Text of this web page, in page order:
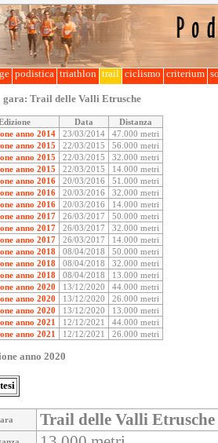
podistica triathlon trail ciclismo criterium
gara: Trail delle Valli Etrusche
Data
Distanza
anno 2014
23/03/2014
47.000 metri
anno 2015
22/03/2015
56.000 metri
anno 2015
22/03/2015
32.000 metri
anno 2015
22/03/2015
14.000 metri
anno 2016
20/03/2016
51.000 metri
anno 2016
20/03/2016
32.000 metri
anno 2016
20/03/2016
14.000 metri
anno 2017
26/03/2017
50.000 metri
anno 2017
26/03/2017
32.000 metri
anno 2017
26/03/2017
14.000 metri
anno 2018
08/04/2018
50.000 metri
anno 2018
08/04/2018
32.000 metri
anno 2018
08/04/2018
13.000 metri
anno 2020
13/12/2020
44.000 metri
anno 2020
13/12/2020
26.000 metri
anno 2020
13/12/2020
13.000 metri
anno 2021
12/12/2021
44.000 metri
anno 2021
12/12/2021 26.000 metri
anno 2020
Trail delle Valli Etrusche